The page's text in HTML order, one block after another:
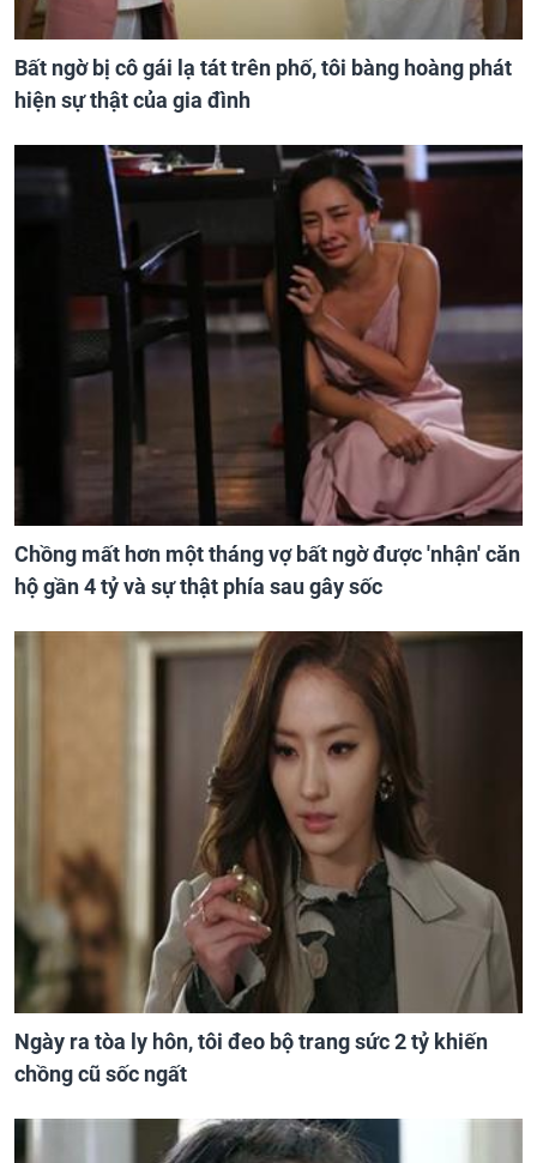
Bất ngờ bị cô gái lạ tát trên phố, tôi bàng hoàng phát
hiện sự thật của gia đình
Chồng mất hơn một tháng vợ bất ngờ được 'nhận' căn
hộ gần 4 tỷ và sự thật phía sau gây sốc
Ngày ra tòa ly hôn, tôi đeo bộ trang sức 2 tỷ khiến
chồng cũ sốc ngất